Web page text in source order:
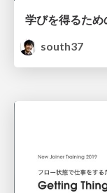
south37